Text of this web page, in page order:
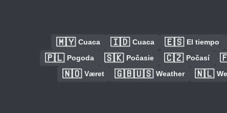
🇲🇾 Cuaca 🇮🇩 Cuaca 🇪🇸 El tiempo
🇵🇱 Pogoda 🇸🇰 Počasie 🇨🇿 Počasí
🇳🇴 Været 🇬🇧🇺🇸 Weather 🇳🇱